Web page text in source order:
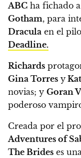
ABC ha fichado a
Gotham, para
Dracula en el
Deadline.
Richards
Gina Torres y
novias; y Goran
poderoso
Creada por el
Adventures of
The Brides es